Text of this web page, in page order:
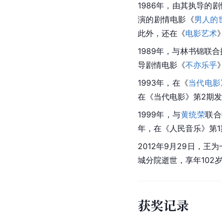
1986年，由其执导的
演的剧情电影《男人的
此外，还在《电影艺术
1989年，与林书锦联
导剧情电影《不亦乐乎
1993年，在《当代电影
在《当代电影》第2期
1999年，与黄统荣联
年，在《 人民音乐》第
2012年9月29日，王为
城分院逝世，享年102
获奖记录